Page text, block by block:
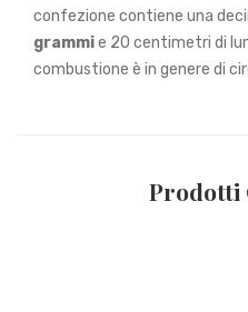
confezione contiene una
grammie 20 centimetri di
combustione è in genere di
Prodotti